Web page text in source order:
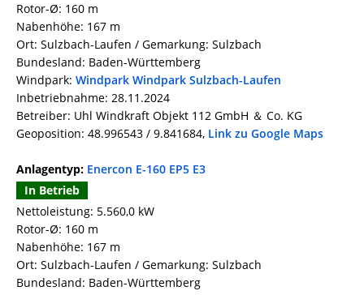
Rotor-Ø: 160 m
Nabenhöhe: 167 m
Ort: Sulzbach-Laufen / Gemarkung: Sulzbach
Bundesland: Baden-Württemberg
Windpark: Windpark Windpark Sulzbach-Laufen
Inbetriebnahme: 28.11.2024
Betreiber: Uhl Windkraft Objekt 112 GmbH ＆ Co. KG
Geoposition: 48.996543 / 9.841684, Link zu Google Maps
Anlagentyp: Enercon E-160 EP5 E3
In Betrieb
Nettoleistung: 5.560,0 kW
Rotor-Ø: 160 m
Nabenhöhe: 167 m
Ort: Sulzbach-Laufen / Gemarkung: Sulzbach
Bundesland: Baden-Württemberg